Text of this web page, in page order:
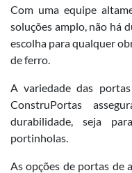
Com uma equipe
soluções amplo, não há
escolha para qualquer
de ferro.
A variedade das
ConstruPortas
durabilidade, seja
portinholas.
As opções de portas de